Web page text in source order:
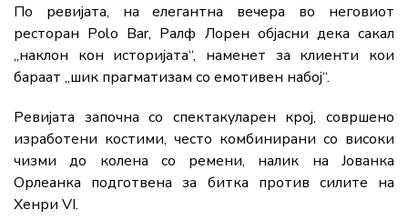
По ревијата, на елегантна вечера во неговиот
ресторан Polo Bar, Ралф Лорен објасни дека сакал
„наклон кон историјата“, наменет за клиенти кои
бараат „шик прагматизам со емотивен набој“.
Ревијата започна со спектакуларен крој, совршено
изработени костими, често комбинирани со високи
чизми до колена со ремени, налик на Јованка
Орлеанка подготвена за битка против силите на
Хенри VI.